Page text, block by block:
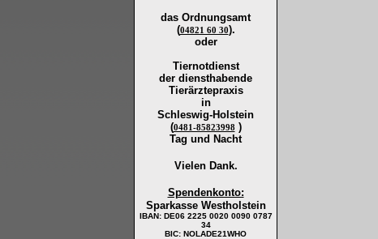
das Ordnungsamt
(04821 60 30).
oder
Tiernotdienst
der diensthabende
Tierärztepraxis
in
Schleswig-Holstein
(0481-85823998 )
Tag und Nacht
Vielen Dank.
Spendenkonto:
Sparkasse Westholstein
IBAN: DE06 2225 0020 0090 0787
34
BIC: NOLADE21WHO